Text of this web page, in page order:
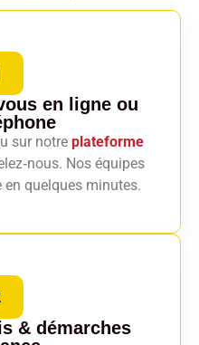
en ligne ou
sur notre plateforme
Nos équipes
quelques minutes.
& démarches